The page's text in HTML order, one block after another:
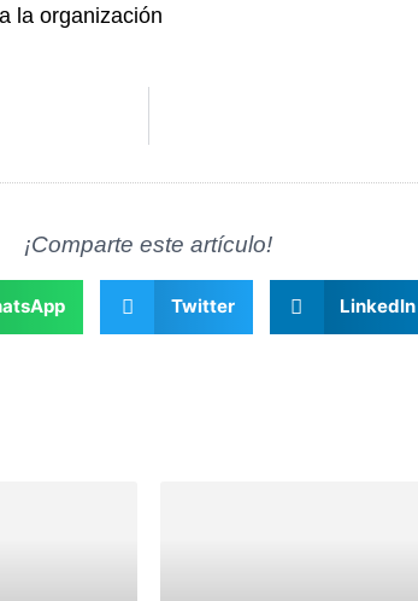
la organización
¡Comparte este artículo!
Twitter LinkedIn